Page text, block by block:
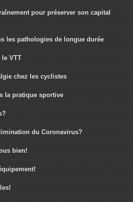
pour préserver son capital
les pathologies de longue durée
VTT
chez les cyclistes
la pratique sportive
du Coronavirus?
bien!